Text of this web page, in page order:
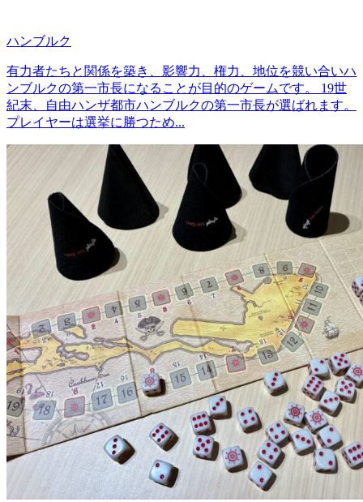
ハンブルク
有力者たちと関係を築き、影響力、権力、地位を競い合いハ
ンブルクの第一市長になることが目的のゲームです。 19世
紀末、自由ハンザ都市ハンブルクの第一市長が選ばれます。
プレイヤーは選挙に勝つため...